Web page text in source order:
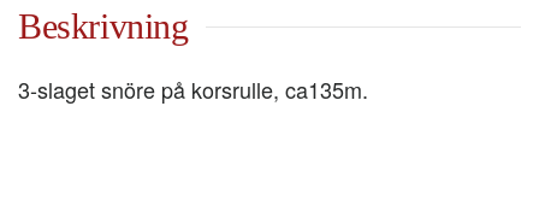
GRÅ,
0,5-
mängd
Beskrivning
3-slaget snöre på korsrulle, ca135m.